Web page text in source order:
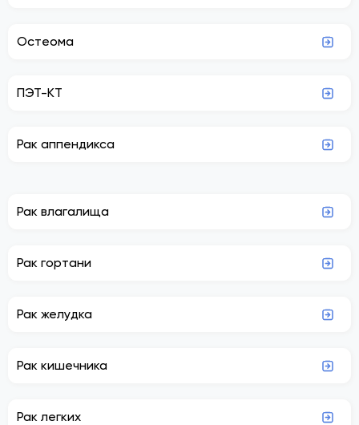
Остеома
ПЭТ-КТ
Рак аппендикса
Рак влагалища
Рак гортани
Рак желудка
Рак кишечника
Рак легких